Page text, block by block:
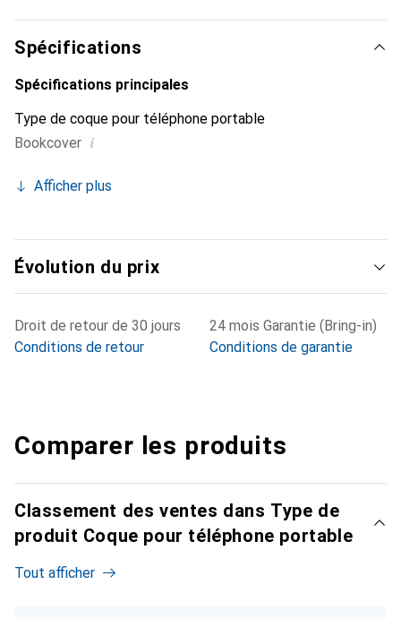
produits de haute qualité, la marque Noreve est un choix
fiable pour une clientèle exigeante.
Spécifications
Spécifications principales
Type de coque pour téléphone portable
Bookcover i
Afficher plus
Évolution du prix
Droit de retour de 30 jours
Conditions de retour
24 mois Garantie (Bring-in)
Conditions de garantie
Comparer les produits
Classement des ventes dans Type de
produit Coque pour téléphone portable
Tout afficher